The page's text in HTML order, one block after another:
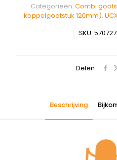
SKU:
Categorieën: Combi
koppelgootstuk 120mm),
Delen
Beschrijving